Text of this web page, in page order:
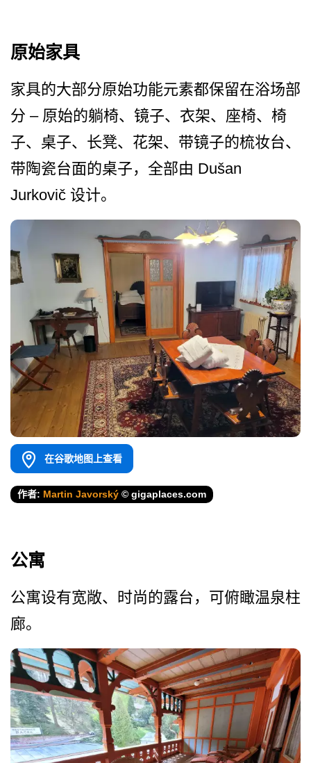
原始家具
家具的大部分原始功能元素都­保留在浴场部
分 – 原始的躺椅、镜子、衣架、座­椅、椅
子、桌子、长凳、花架、带镜子的梳妆台、
带陶­瓷台面的桌子，全部由 Dušan
Jurkovič 设计。
在谷歌地图上查看
作者: Martin Javorský © gigaplaces.com
公寓
公寓设有宽敞、时尚的露台，­可俯瞰温泉柱
廊。